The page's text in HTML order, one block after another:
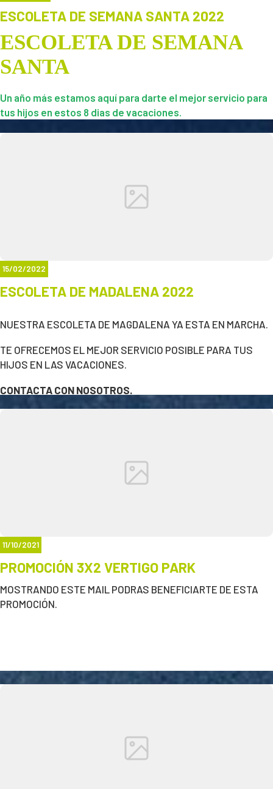
ESCOLETA DE SEMANA SANTA 2022
ESCOLETA DE SEMANA
SANTA
Un año más estamos aquí para darte el mejor servicio para
tus hijos en estos 8 dias de vacaciones.
De 9 a 1. Servicio de comedor
15/02/2022
ESCOLETA DE MADALENA 2022
NUESTRA ESCOLETA DE MAGDALENA YA ESTA EN MARCHA.
TE OFRECEMOS EL MEJOR SERVICIO POSIBLE PARA TUS
HIJOS EN LAS VACACIONES.
CONTACTA CON NOSOTROS.
11/10/2021
PROMOCIÓN 3X2 VERTIGO PARK
MOSTRANDO ESTE MAIL PODRAS BENEFICIARTE DE ESTA
PROMOCIÓN.